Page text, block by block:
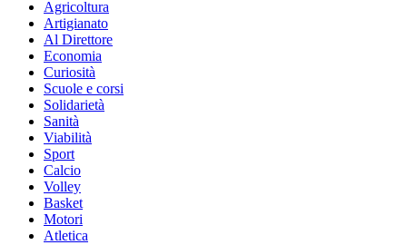
Agricoltura
Artigianato
Al Direttore
Economia
Curiosità
Scuole e corsi
Solidarietà
Sanità
Viabilità
Sport
Calcio
Volley
Basket
Motori
Atletica